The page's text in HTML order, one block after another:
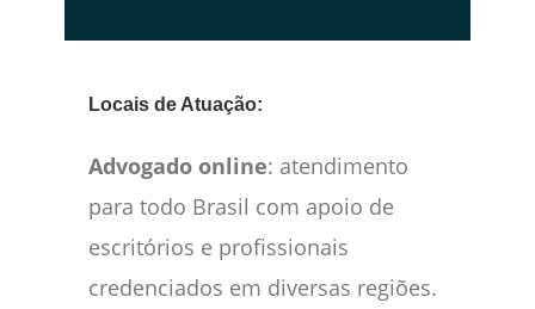
Locais de Atuação:
Advogado online: atendimento
para todo Brasil com apoio de
escritórios e profissionais
credenciados em diversas regiões.